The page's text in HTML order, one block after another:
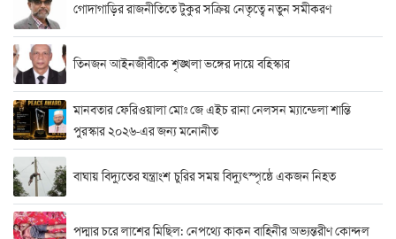
গোদাগাড়ির রাজনীতিতে টুকুর সক্রিয় নেতৃত্বে নতুন সমীকরণ
তিনজন আইনজীবীকে শৃঙ্খলা ভঙ্গের দায়ে বহিস্কার
মানবতার ফেরিওয়ালা মোঃ জে এইচ রানা নেলসন ম্যান্ডেলা শান্তি
পুরস্কার ২০২৬-এর জন্য মনোনীত
বাঘায় বিদ্যুতের যন্ত্রাংশ চুরির সময় বিদ্যুৎস্পৃষ্ঠে একজন নিহত
পদ্মার চরে লাশের মিছিল: নেপথ্যে কাকন বাহিনীর অভ্যন্তরীণ কোন্দল